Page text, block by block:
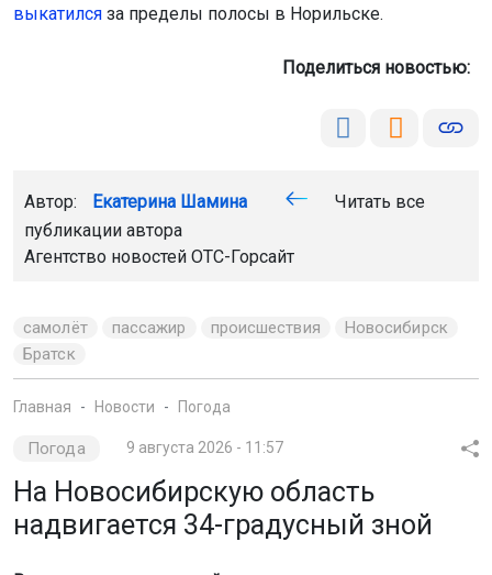
выкатился за пределы полосы в Норильске.
Поделиться новостью:
Автор: Екатерина Шамина
Читать все
публикации автора
Агентство новостей ОТС-Горсайт
самолёт пассажир происшествия
Новосибирск
Братск
Главная Новости Погода
Погода 9 августа 2026 - 11:57
На Новосибирскую область
надвигается 34-градусный зной